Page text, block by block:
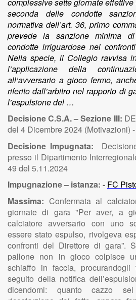
seconda delle condotte
normativa dell’art. 36, primo
prevede la sanzione minima
condotte irriguardose nei
Nella specie, il Collegio ravvisa
l’applicazione della
all’avversario a gioco fermo,
riferito dall’arbitro nel rapporto di
l’espulsione del …
Decisione C.S.A. – Sezione III:
del 4 Dicembre 2024 (Motivazioni) -
Decisione Impugnata:
presso il Dipartimento
49 del 5.11.2024
Impugnazione – istanza: - FC
Massima: Confermata al
giornate di gara "Per aver, a
calciatore avversario con uno
essere stato espulso, rivolgeva
confronti del Direttore di gara”.
pallone non in gioco colpisce
schiaffo in faccia, procurandogli
seguito della notifica
dicendomi: quanto cazzo